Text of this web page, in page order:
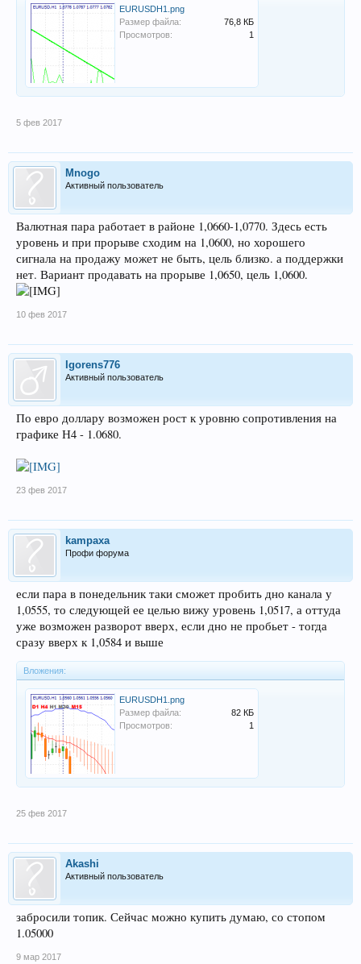
EURUSDH1.png
Размер файла:
76,8 КБ
Просмотров:
1
5 фев 2017
Mnogo
Активный пользователь
Валютная пара работает в районе 1,0660-1,0770. Здесь есть
уровень и при прорыве сходим на 1,0600, но хорошего
сигнала на продажу может не быть, цель близко. а поддержки
нет. Вариант продавать на прорыве 1,0650, цель 1,0600.
10 фев 2017
Igorens776
Активный пользователь
По евро доллару возможен рост к уровню сопротивления на
графике Н4 - 1.0680.
23 фев 2017
kampaxa
Профи форума
если пара в понедельник таки сможет пробить дно канала у
1,0555, то следующей ее целью вижу уровень 1,0517, а оттуда
уже возможен разворот вверх, если дно не пробьет - тогда
сразу вверх к 1,0584 и выше
Вложения:
EURUSDH1.png
Размер файла:
82 КБ
Просмотров:
1
25 фев 2017
Akashi
Активный пользователь
забросили топик. Сейчас можно купить думаю, со стопом
1.05000
9 мар 2017